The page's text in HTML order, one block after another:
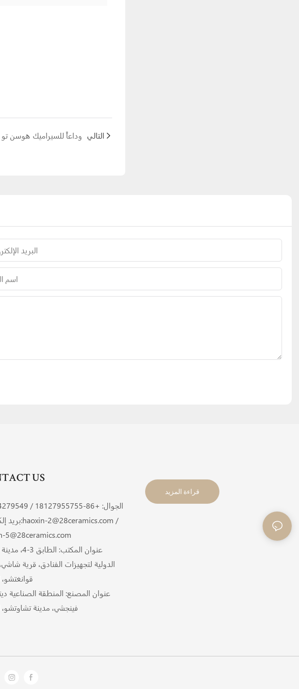
وداعاً للسيراميك هوسن تو إيت 2020، أهلاً التالي
البريد
اسم
US
الجوال: +86- 18127955755 /
بريد إلكتروني:haoxin-2@28ceramics.com /
5@28ceramics.com
عنوان المكتب:
الدولية لتجهيزات الفنادق، قرية
عنوان المصنع: المنطقة الصناعية
فينجشي، مدينة
قراءة المزيد